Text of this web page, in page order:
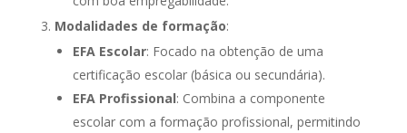
Modalidades de formação:
EFA Escolar: Focado na obtenção de uma
certificação escolar (básica ou secundária).
EFA Profissional: Combina a componente
escolar com a formação profissional, permitindo